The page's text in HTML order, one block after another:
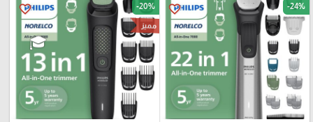
favorite_border -24%
favorite_border -20%
مميز